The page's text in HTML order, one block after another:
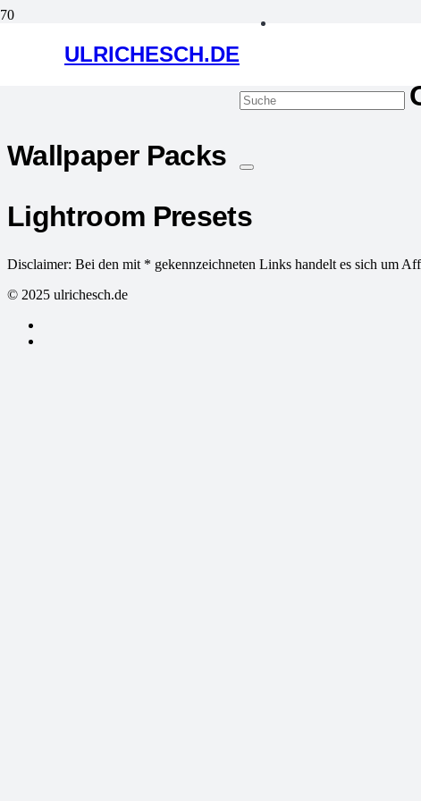
ULRICHESCH.DE
Wallpaper Packs
Lightroom Presets
Disclaimer: Bei den mit * gekennzeichneten Links handelt es sich um
© 2025 ulrichesch.de